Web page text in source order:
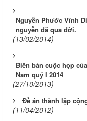
Nguyễn Phước Vĩnh
nguyễn đã qua đời.
(13/02/2014)
Biên bản cuộc họp
Nam quý I 2014
(27/10/2013)
Đề án thành lập
(11/04/2012)